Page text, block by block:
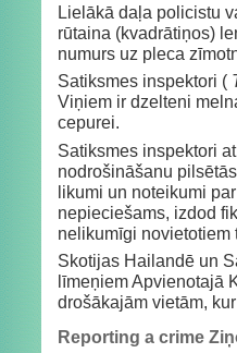
Lielākā daļa policistu
rūtaina (kvadrātiņos)
numurs uz pleca
Satiksmes inspektori (
Viņiem ir dzelteni
cepurei.
Satiksmes inspektori
nodrošināšanu
likumi un noteikumi
nepieciešams, izdod
nelikumīgi novietotiem
Skotijas Hailandē un
līmeņiem Apvienotajā
drošākajām vietām,
Reporting a crime